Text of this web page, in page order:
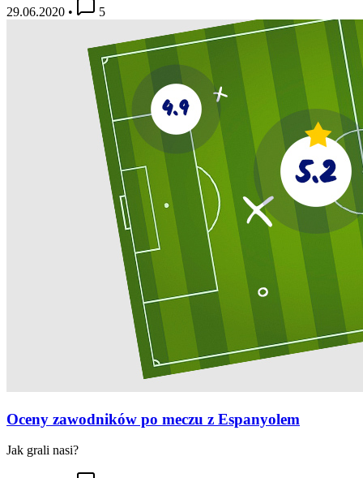
29.06.2020 • 5
Oceny zawodników po meczu z Espanyolem
Jak grali nasi?